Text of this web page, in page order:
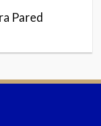
Pared